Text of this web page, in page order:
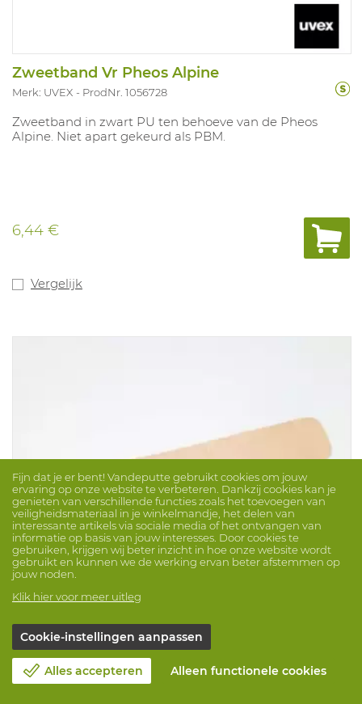
Zweetband Vr Pheos Alpine
Merk: UVEX ProdNr. 1056728
Zweetband in zwart PU ten behoeve van de Pheos
Alpine. Niet apart gekeurd als PBM.
6,44 €
Vergelijk
Merk: CENTURION
XL Zweetband in VABON voor veiligheidshelm Vulcan
van Centurion.
Fijn dat je er bent! Vandeputte gebruikt cookies om jouw
ervaring op onze website te verbeteren. Dankzij cookies kan je
genieten van verschillende functies zoals het toevoegen van
veiligheidsmateriaal in je winkelmandje, het delen van
interessante artikels via sociale media of het ontvangen van
informatie op basis van jouw interesses. Door cookies te
gebruiken, krijgen wij beter inzicht in hoe onze website wordt
gebruikt en kunnen we de werking ervan beter afstemmen op
jouw noden.
Klik hier voor meer uitleg
Cookie-instellingen aanpassen
Alles accepteren Alleen functionele cookies